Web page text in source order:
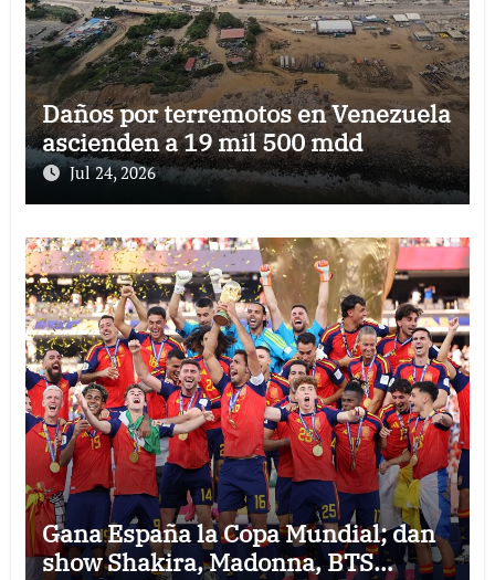
Daños por terremotos en Venezuela
ascienden a 19 mil 500 mdd
Jul 24, 2026
Gana España la Copa Mundial; dan
show Shakira, Madonna, BTS…